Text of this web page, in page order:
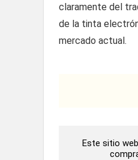
claramente del
de la tinta
mercado actual.
Este sitio